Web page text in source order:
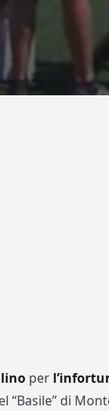
per
“Basile” di